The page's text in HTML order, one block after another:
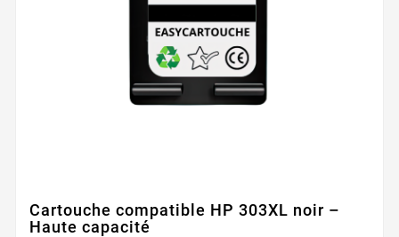
Cartouche compatible HP 303XL noir –
Haute capacité